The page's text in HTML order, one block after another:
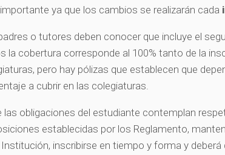
ya que los cambios se realizarán cada
o tutores deben conocer que incluye el
la cobertura corresponde al 100% tanto de la
pero hay pólizas que establecen que
a cubrir en las colegiaturas.
las obligaciones del estudiante contemplan
establecidas por los Reglamento,
Institución, inscribirse en tiempo y forma y deberá